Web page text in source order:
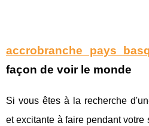
accrobranche pays
façon de voir le monde
Si vous êtes à la recherche
et excitante à faire pendant votre